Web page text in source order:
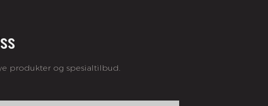
produkter og spesialtilbud.